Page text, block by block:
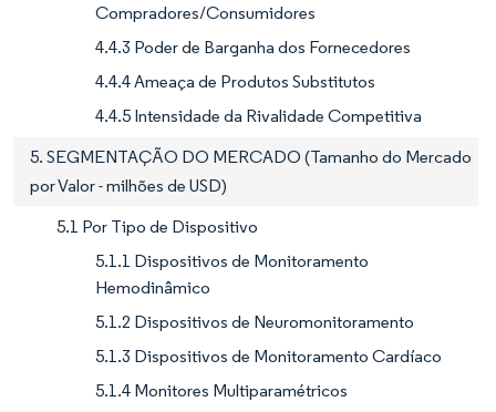
Compradores/Consumidores
4.4.3 Poder de Barganha dos Fornecedores
4.4.4 Ameaça de Produtos Substitutos
4.4.5 Intensidade da Rivalidade Competitiva
5. SEGMENTAÇÃO DO MERCADO (Tamanho do Mercado
por Valor - milhões de USD)
5.1 Por Tipo de Dispositivo
5.1.1 Dispositivos de Monitoramento
Hemodinâmico
5.1.2 Dispositivos de Neuromonitoramento
5.1.3 Dispositivos de Monitoramento Cardíaco
5.1.4 Monitores Multiparamétricos